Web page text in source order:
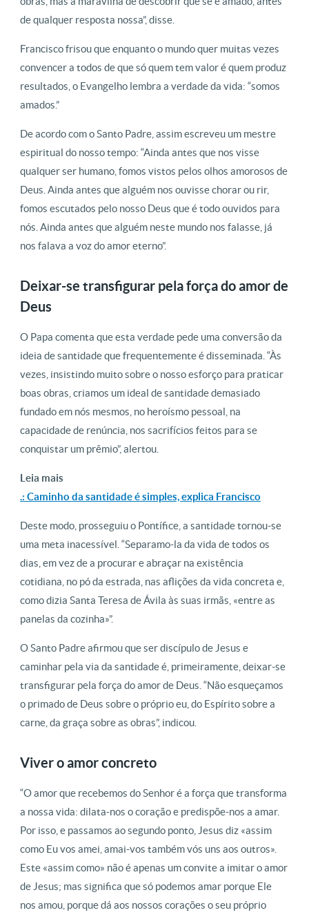
de qualquer resposta nossa”, disse.
Francisco frisou que enquanto o mundo quer muitas vezes
convencer a todos de que só quem tem valor é quem produz
resultados, o Evangelho lembra a verdade da vida: “somos
amados.”
De acordo com o Santo Padre, assim escreveu um mestre
espiritual do nosso tempo: “Ainda antes que nos visse
qualquer ser humano, fomos vistos pelos olhos amorosos de
Deus. Ainda antes que alguém nos ouvisse chorar ou rir,
fomos escutados pelo nosso Deus que é todo ouvidos para
nós. Ainda antes que alguém neste mundo nos falasse, já
nos falava a voz do amor eterno”.
Deixar-se transfigurar pela força do amor de
Deus
O Papa comenta que esta verdade pede uma conversão da
ideia de santidade que frequentemente é disseminada. “Às
vezes, insistindo muito sobre o nosso esforço para praticar
boas obras, criamos um ideal de santidade demasiado
fundado em nós mesmos, no heroísmo pessoal, na
capacidade de renúncia, nos sacrifícios feitos para se
conquistar um prêmio”, alertou.
Leia mais
.: Caminho da santidade é simples, explica Francisco
Deste modo, prosseguiu o Pontífice, a santidade tornou-se
uma meta inacessível. “Separamo-la da vida de todos os
dias, em vez de a procurar e abraçar na existência
cotidiana, no pó da estrada, nas aflições da vida concreta e,
como dizia Santa Teresa de Ávila às suas irmãs, «entre as
panelas da cozinha»”.
O Santo Padre afirmou que ser discípulo de Jesus e
caminhar pela via da santidade é, primeiramente, deixar-se
transfigurar pela força do amor de Deus. “Não esqueçamos
o primado de Deus sobre o próprio eu, do Espírito sobre a
carne, da graça sobre as obras”, indicou.
Viver o amor concreto
“O amor que recebemos do Senhor é a força que transforma
a nossa vida: dilata-nos o coração e predispõe-nos a amar.
Por isso, e passamos ao segundo ponto, Jesus diz «assim
como Eu vos amei, amai-vos também vós uns aos outros».
Este «assim como» não é apenas um convite a imitar o amor
de Jesus; mas significa que só podemos amar porque Ele
nos amou, porque dá aos nossos corações o seu próprio